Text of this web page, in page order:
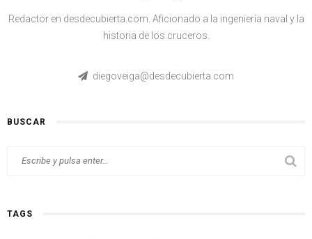
Redactor en desdecubierta.com. Aficionado a la ingeniería naval y la
historia de los cruceros.
diegoveiga@desdecubierta.com
BUSCAR
TAGS